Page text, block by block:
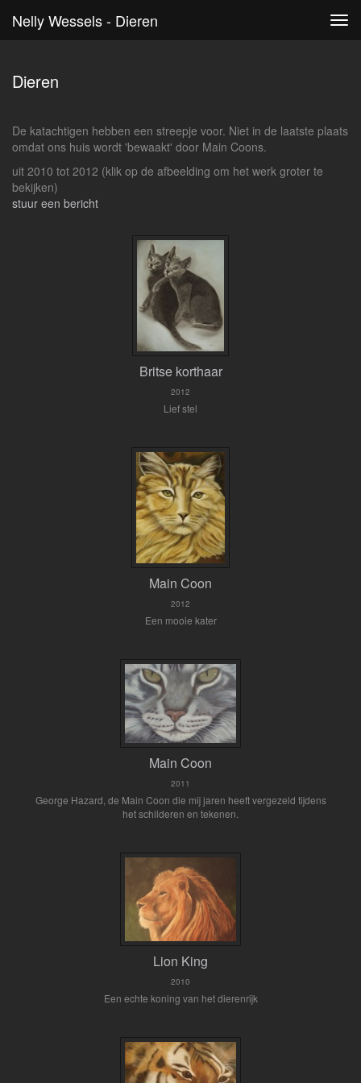
Nelly Wessels - Dieren
Dieren
De katachtigen hebben een streepje voor. Niet in de laatste plaats
omdat ons huis wordt 'bewaakt' door Main Coons.
uit 2010 tot 2012 (klik op de afbeelding om het werk groter te
bekijken)
stuur een bericht
Britse korthaar
2012
Lief stel
Main Coon
2012
Een mooie kater
Main Coon
2011
George Hazard, de Main Coon die mij jaren heeft vergezeld tijdens
het schilderen en tekenen.
Lion King
2010
Een echte koning van het dierenrijk